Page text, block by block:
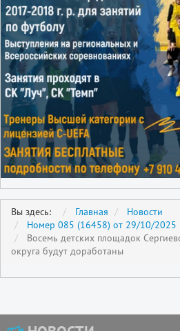
Вы здесь: Главная
Новости
Номер 085 (16458) от 29/10/2025
Восемь детских площадок
округа будут доработаны